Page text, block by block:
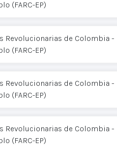
(FARC-EP)
Revolucionarias de Colombia -
(FARC-EP)
Revolucionarias de Colombia -
(FARC-EP)
Revolucionarias de Colombia -
(FARC-EP)